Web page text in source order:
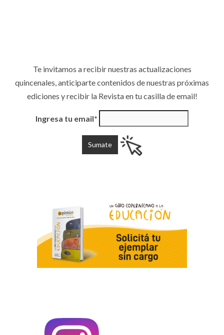
Te invitamos a recibir nuestras actualizaciones
quincenales, anticiparte contenidos de nuestras próximas
ediciones y recibir la Revista en tu casilla de email!
Ingresa tu email*